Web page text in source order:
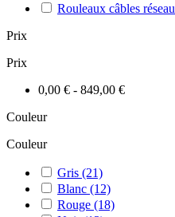
Rouleaux câbles réseau
Prix
Prix
0,00 € - 849,00 €
Couleur
Couleur
Gris (21)
Blanc (12)
Rouge (18)